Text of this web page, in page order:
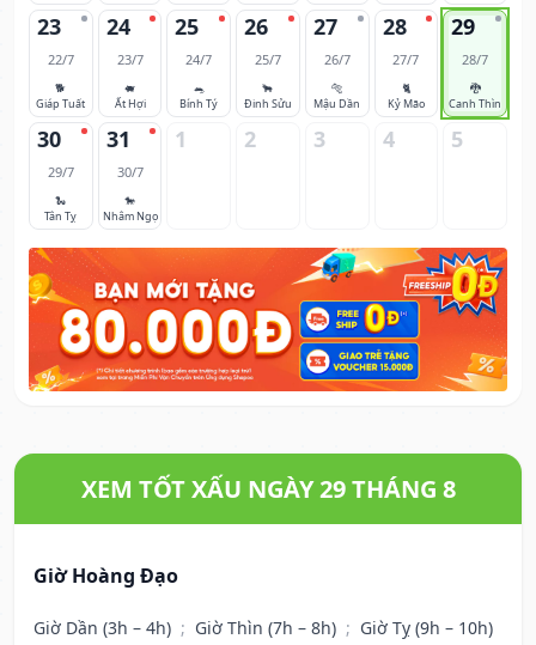
23
22/7
🐕
Giáp Tuất
24
23/7
🐖
Ất Hợi
25
24/7
🐀
Bính Tý
26
25/7
🐂
Đinh Sửu
27
26/7
🐅
Mậu Dần
28
27/7
🐈
Kỷ Mão
29
28/7
🐉
Canh Thìn
30
29/7
🐍
Tân Tỵ
31
30/7
🐎
Nhâm Ngọ
1 2 3 4 5
XEM TỐT XẤU NGÀY 29 THÁNG 8
Giờ Hoàng Đạo
Giờ Dần (3h – 4h) ; Giờ Thìn (7h – 8h) ; Giờ Tỵ (9h – 10h)